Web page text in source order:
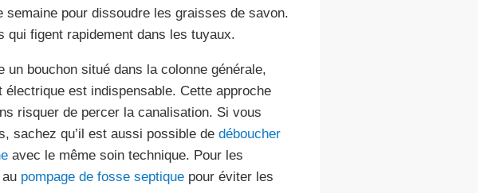
semaine pour dissoudre les graisses de savon.
figent rapidement dans les tuyaux.
bouchon situé dans la colonne générale,
électrique est indispensable. Cette approche
risquer de percer la canalisation. Si vous
sachez qu’il est aussi possible de déboucher
avec le même soin technique. Pour les
pompage de fosse septiquepour éviter les